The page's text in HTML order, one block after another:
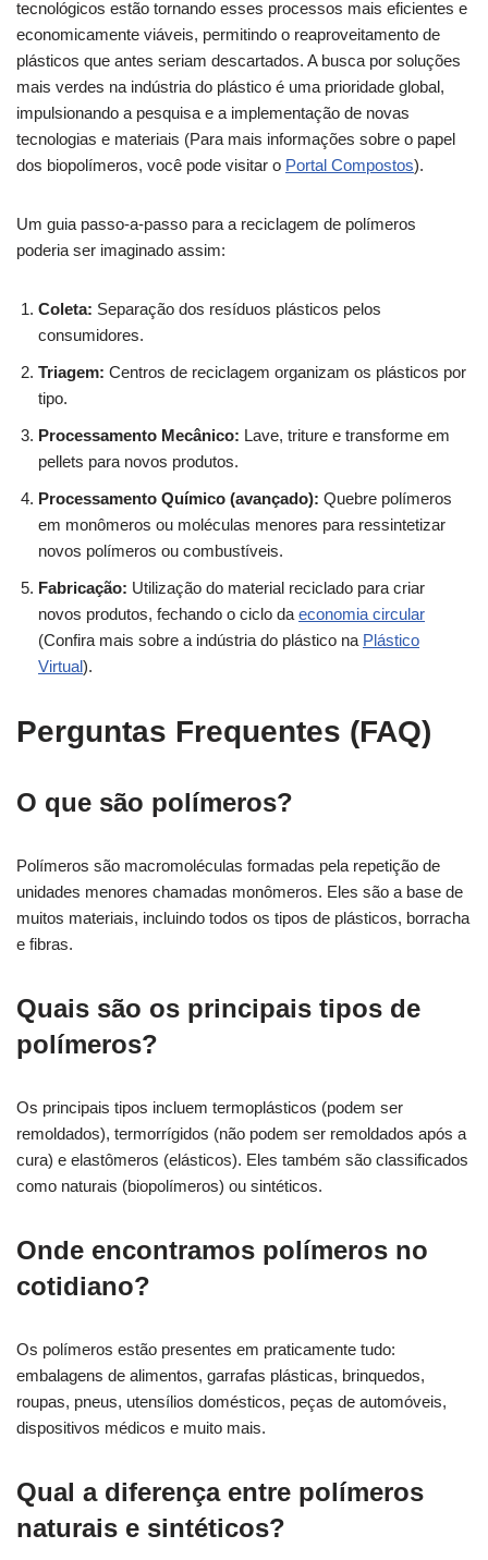
tecnológicos estão tornando esses processos mais eficientes e
economicamente viáveis, permitindo o reaproveitamento de
plásticos que antes seriam descartados. A busca por soluções
mais verdes na indústria do plástico é uma prioridade global,
impulsionando a pesquisa e a implementação de novas
tecnologias e materiais (Para mais informações sobre o papel
dos biopolímeros, você pode visitar o Portal Compostos).
Um guia passo-a-passo para a reciclagem de polímeros
poderia ser imaginado assim:
Coleta: Separação dos resíduos plásticos pelos
consumidores.
Triagem: Centros de reciclagem organizam os plásticos por
tipo.
Processamento Mecânico: Lave, triture e transforme em
pellets para novos produtos.
Processamento Químico (avançado): Quebre polímeros
em monômeros ou moléculas menores para ressintetizar
novos polímeros ou combustíveis.
Fabricação: Utilização do material reciclado para criar
novos produtos, fechando o ciclo da economia circular
(Confira mais sobre a indústria do plástico na Plástico
Virtual).
Perguntas Frequentes (FAQ)
O que são polímeros?
Polímeros são macromoléculas formadas pela repetição de
unidades menores chamadas monômeros. Eles são a base de
muitos materiais, incluindo todos os tipos de plásticos, borracha
e fibras.
Quais são os principais tipos de
polímeros?
Os principais tipos incluem termoplásticos (podem ser
remoldados), termorrígidos (não podem ser remoldados após a
cura) e elastômeros (elásticos). Eles também são classificados
como naturais (biopolímeros) ou sintéticos.
Onde encontramos polímeros no
cotidiano?
Os polímeros estão presentes em praticamente tudo:
embalagens de alimentos, garrafas plásticas, brinquedos,
roupas, pneus, utensílios domésticos, peças de automóveis,
dispositivos médicos e muito mais.
Qual a diferença entre polímeros
naturais e sintéticos?